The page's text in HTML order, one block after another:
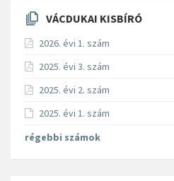
VÁCDUKAI KISBÍRÓ
2026. évi 1. szám
2025. évi 3. szám
2025. évi 2. szám
2025. évi 1. szám
régebbi számok